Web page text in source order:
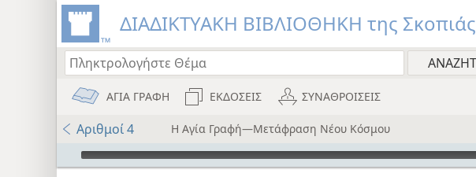
ΔΙΑΔΙΚΤΥΑΚΗ ΒΙΒΛΙΟΘΗΚΗ της Σκοπιάς
ΑΓΙΑ ΓΡΑΦΗ ΕΚΔΟΣΕΙΣ ΣΥΝΑΘΡΟΙΣΕΙΣ
Αριθμοί 4 Η Αγία Γραφή—Μετάφραση Νέου Κόσμου
Audio Player